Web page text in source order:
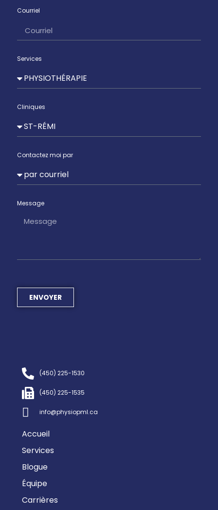
Courriel
Services
Cliniques
Contactez moi par
Message
ENVOYER
(450) 225-1530
(450) 225-1535
info@physiopml.ca
Accueil
Services
Blogue
Équipe
Carrières